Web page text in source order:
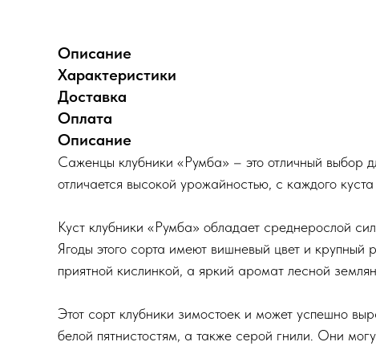
Описание
Характеристики
Доставка
Оплата
Описание
Саженцы клубники «Румба» – это отличный выбор
отличается высокой урожайностью, с каждого
Куст клубники «Румба» обладает среднерослой
Ягоды этого сорта имеют вишневый цвет и
приятной кислинкой, а яркий аромат лесной
Этот сорт клубники зимостоек и может успешно
белой пятнистостям, а также серой гнили. Они